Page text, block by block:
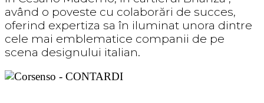
având o poveste cu colaborări de succes,
oferind expertiza sa în iluminat unora dintre
cele mai emblematice companii de pe
scena designului italian.